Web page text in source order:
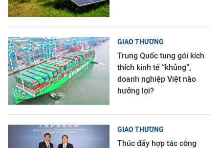
GIAO THƯƠNG
Trung Quốc tung gói kích
thích kinh tế “khủng”,
doanh nghiệp Việt nào
hưởng lợi?
GIAO THƯƠNG
Thúc đẩy hợp tác công